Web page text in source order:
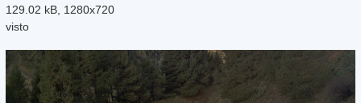
129.02 kB, 1280x720
visto